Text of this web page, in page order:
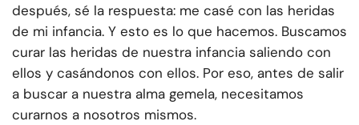
después, sé la respuesta: me casé con las heridas
de mi infancia. Y esto es lo que hacemos. Buscamos
curar las heridas de nuestra infancia saliendo con
ellos y casándonos con ellos. Por eso, antes de salir
a buscar a nuestra alma gemela, necesitamos
curarnos a nosotros mismos.